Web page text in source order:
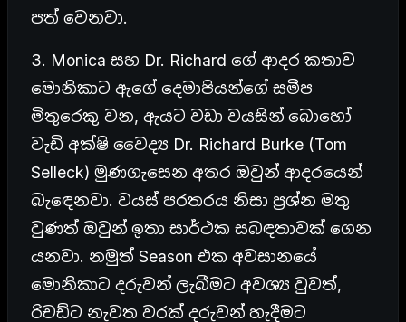
පත් වෙනවා.
3. Monica සහ Dr. Richard ගේ ආදර කතාව
මොනිකාට ඇගේ දෙමාපියන්ගේ සමීප
මිතුරෙකු වන, ඇයට වඩා වයසින් බොහෝ
වැඩි අක්ෂි වෛද්‍ය Dr. Richard Burke (Tom
Selleck) මුණගැසෙන අතර ඔවුන් ආදරයෙන්
බැඳෙනවා. වයස් පරතරය නිසා ප්‍රශ්න මතු
වුණත් ඔවුන් ඉතා සාර්ථක සබඳතාවක් ගෙන
යනවා. නමුත් Season එක අවසානයේ
මොනිකාට දරුවන් ලැබීමට අවශ්‍ය වුවත්,
රිචඩ්ට නැවත වරක් දරුවන් හැදීමට